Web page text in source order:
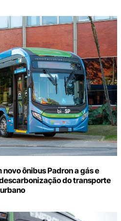
ônibus Padron a gás e
do transporte
urbano